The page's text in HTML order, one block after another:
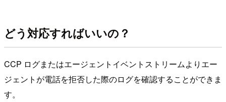
どう対応すればいいの？
CCP ログまたはエージェントイベントストリームよりエー
ジェントが電話を拒否した際のログを確認することができま
す。